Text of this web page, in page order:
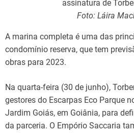
assinatura de
Foto: Láira
A marina completa é uma das
condomínio reserva, que tem
obras para 2023.
Na quarta-feira (30 de junho),
gestores do Escarpas Eco Parque
Jardim Goiás, em Goiânia, para
da parceria. O Empório Saccaria